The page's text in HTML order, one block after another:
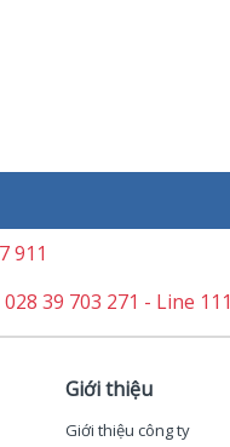
911
028 39 703 271 - Line 111
Giới thiệu
Giới thiệu công ty